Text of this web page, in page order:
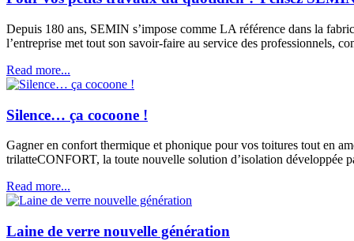
Depuis 180 ans, SEMIN s’impose comme LA référence dans la
l’entreprise met tout son savoir-faire au service des professionnels,
Read more...
Silence… ça cocoone !
Gagner en confort thermique et phonique pour vos toitures tout en
trilatteCONFORT, la toute nouvelle solution d’isolation développée
Read more...
Laine de verre nouvelle génération